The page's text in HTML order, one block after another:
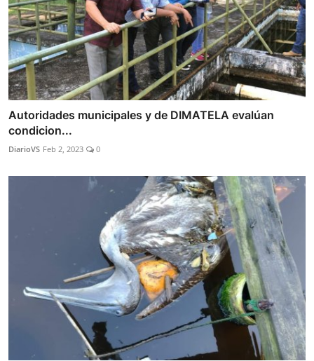
Autoridades municipales y de DIMATELA evalúan
condicion...
DiarioVS Feb 2, 2023 0